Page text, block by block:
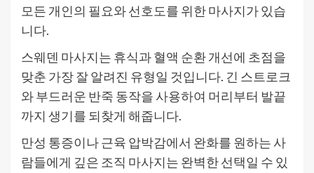
모든 개인의 필요와 선호도를 위한 마사지가 있습
니다.
스웨덴 마사지는 휴식과 혈액 순환 개선에 초점을
맞춘 가장 잘 알려진 유형일 것입니다. 긴 스트로크
와 부드러운 반죽 동작을 사용하여 머리부터 발끝
까지 생기를 되찾게 해줍니다.
만성 통증이나 근육 압박감에서 완화를 원하는 사
람들에게 깊은 조직 마사지는 완벽한 선택일 수 있